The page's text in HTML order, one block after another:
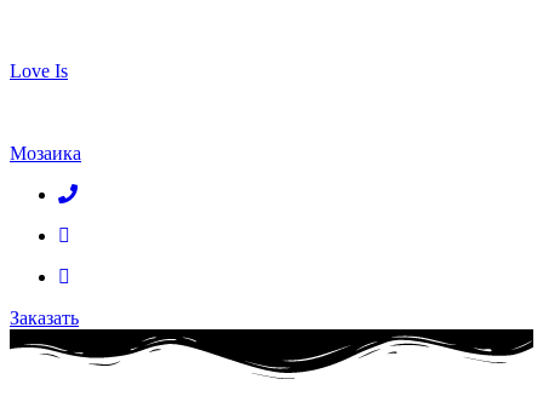
Love Is
Мозаика
Заказать